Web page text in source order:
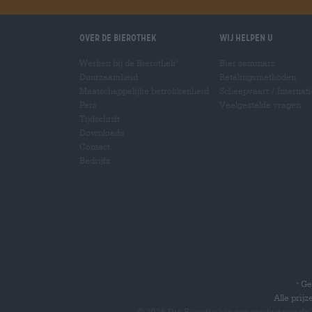
Over de Bierothek Wij helpen u
*
Alle